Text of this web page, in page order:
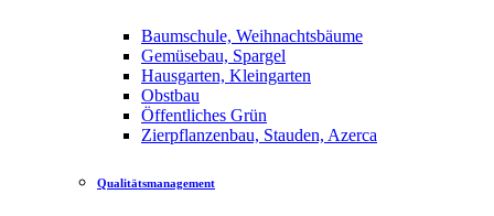
Baumschule, Weihnachtsbäume
Gemüsebau, Spargel
Hausgarten, Kleingarten
Obstbau
Öffentliches Grün
Zierpflanzenbau, Stauden, Azerca
Qualitätsmanagement